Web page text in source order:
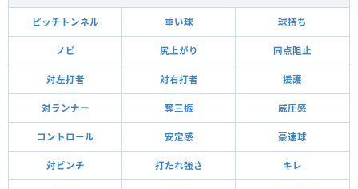
ピッチトンネル 重い球 球持ち
ノビ 尻上がり 同点阻止
対左打者 対右打者 援護
対ランナー 奪三振 威圧感
コントロール 安定感 豪速球
対ピンチ 打たれ強さ キレ